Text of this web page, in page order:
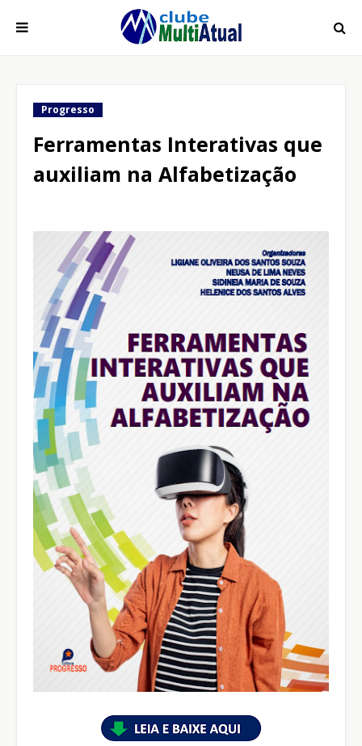
Progresso
Ferramentas Interativas que
auxiliam na Alfabetização